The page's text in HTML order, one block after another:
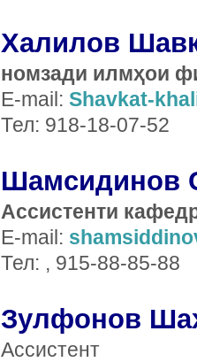
Халилов
номзади илмҳои
E-mail: Shavkat-
Тел: 918-18-07-52
Шамсидинов
Ассистенти
E-mail:
Тел: , 915-88-85-88
Зулфонов
Ассистент